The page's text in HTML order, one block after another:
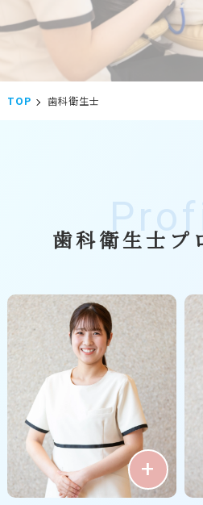
TOP 歯科衛生士
歯科衛生士プ